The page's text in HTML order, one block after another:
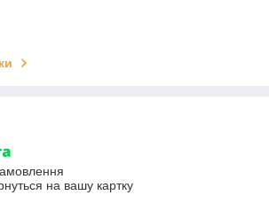
на вашу картку